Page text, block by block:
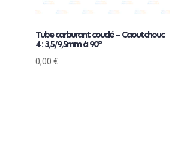
Tube carburant coudé – Caoutchouc
4 : 3,5/9,5mm à 90°
0,00 €